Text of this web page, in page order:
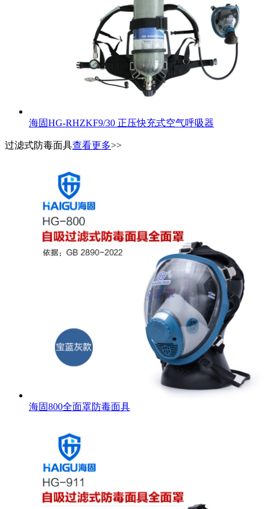
海固HG-RHZKF9/30 正压快充式空气呼吸器
过滤式防毒面具查看更多>>
海固800全面罩防毒面具